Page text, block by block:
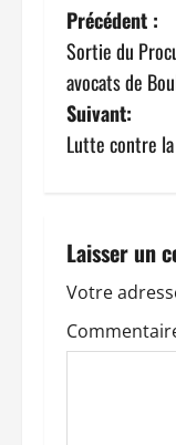
N
a
v
i
a
t
i
Précédent :
Sortie du
avocats de
Suivant:
Lutte contre
Laisser un
Votre